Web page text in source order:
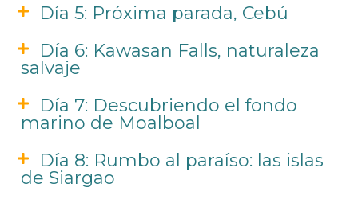
Día 5: Próxima parada, Cebú
Día 6: Kawasan Falls, naturaleza
salvaje
Día 7: Descubriendo el fondo
marino de Moalboal
Día 8: Rumbo al paraíso: las islas
de Siargao